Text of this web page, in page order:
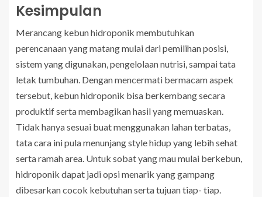
Kesimpulan
Merancang kebun hidroponik membutuhkan
perencanaan yang matang mulai dari pemilihan posisi,
sistem yang digunakan, pengelolaan nutrisi, sampai tata
letak tumbuhan. Dengan mencermati bermacam aspek
tersebut, kebun hidroponik bisa berkembang secara
produktif serta membagikan hasil yang memuaskan.
Tidak hanya sesuai buat menggunakan lahan terbatas,
tata cara ini pula menunjang style hidup yang lebih sehat
serta ramah area. Untuk sobat yang mau mulai berkebun,
hidroponik dapat jadi opsi menarik yang gampang
dibesarkan cocok kebutuhan serta tujuan tiap- tiap.